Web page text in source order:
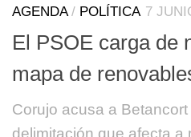
AGENDA/ POLÍTICA 7
El PSOE carga de
mapa de
Corujo acusa a
delimitación que afecta a